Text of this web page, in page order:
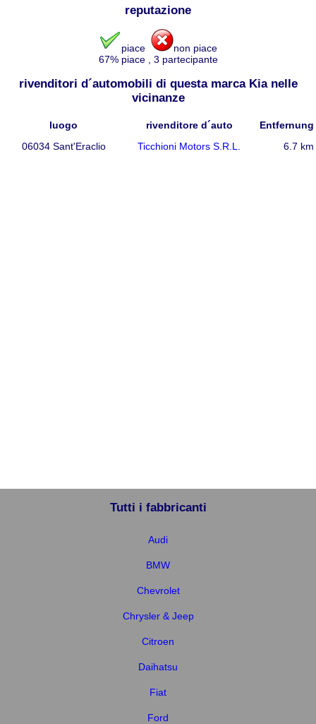
reputazione
piace
non piace
67% piace , 3 partecipante
rivenditori d´automobili di questa marca Kia nelle
vicinanze
luogo rivenditore d´auto
Entfernung
06034 Sant'Eraclio
Ticchioni Motors S.R.L. 6.7 km
Tutti i fabbricanti
Audi
BMW
Chevrolet
Chrysler & Jeep
Citroen
Daihatsu
Fiat
Ford